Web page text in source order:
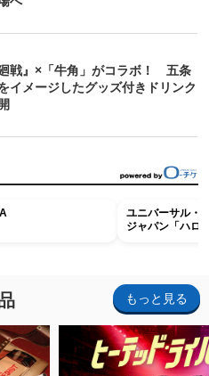
廻戦』×「牛角」がコラボ！ 五条
イメージしたグッズ付きドリンク
ユニバーサル・
ジャパン「ハロ
もっと見る